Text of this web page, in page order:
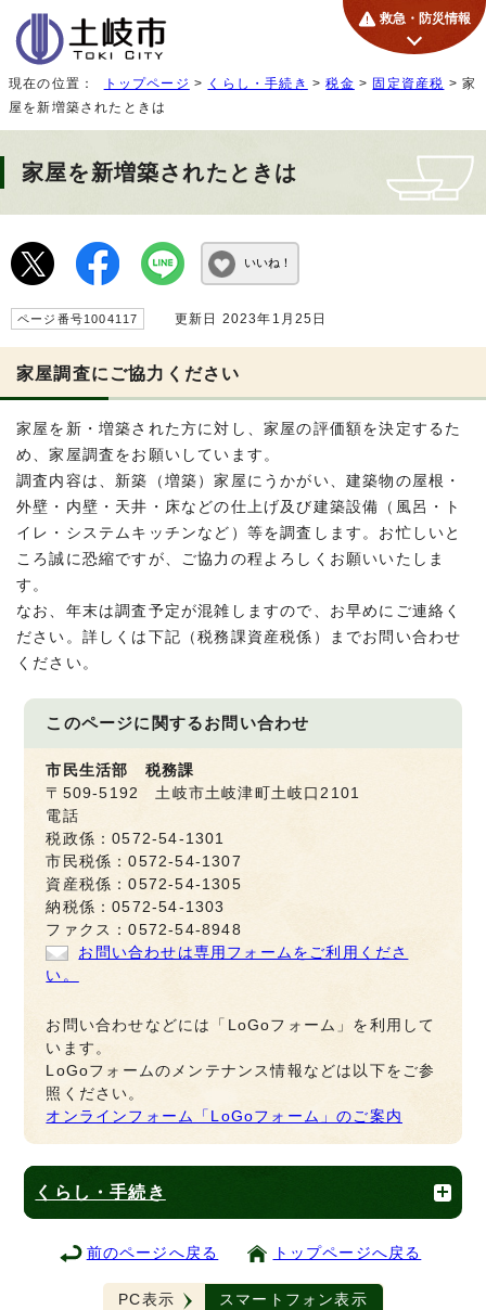
救急・防災情報
現在の位置： トップページ > くらし・手続き >税金 > 固定資産税 > 家
屋を新増築されたときは
家屋を新増築されたときは
いいね！
ページ番号1004117 更新日 2023年1月25日
家屋調査にご協力ください
家屋を新・増築された方に対し、家屋の評価額を決定するた
め、家屋調査をお願いしています。
調査内容は、新築（増築）家屋にうかがい、建築物の屋根・
外壁・内壁・天井・床などの仕上げ及び建築設備（風呂・ト
イレ・システムキッチンなど）等を調査します。お忙しいと
ころ誠に恐縮ですが、ご協力の程よろしくお願いいたしま
す。
なお、年末は調査予定が混雑しますので、お早めにご連絡く
ださい。詳しくは下記（税務課資産税係）までお問い合わせ
ください。
このページに関するお問い合わせ
市民生活部 税務課
〒509-5192 土岐市土岐津町土岐口2101
電話
税政係：0572-54-1301
市民税係：0572-54-1307
資産税係：0572-54-1305
納税係：0572-54-1303
ファクス：0572-54-8948
お問い合わせは専用フォームをご利用くださ
い。
お問い合わせなどには「LoGoフォーム」を利用して
います。
LoGoフォームのメンテナンス情報などは以下をご参
照ください。
オンラインフォーム「LoGoフォーム」のご案内
くらし・手続き
前のページへ戻る トップページへ戻る
PC表示 スマートフォン表示